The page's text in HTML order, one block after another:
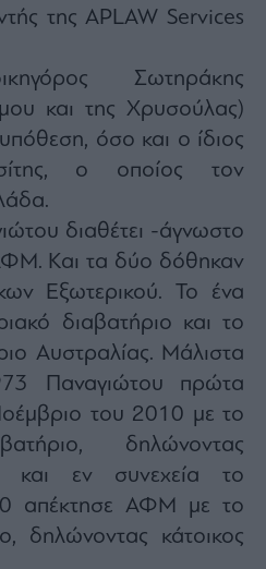
της APLAW Services
Σωτηράκης
και της Χρυσούλας)
όσο και ο ίδιος
ο οποίος τον
διαθέτει -άγνωστο
Και τα δύο δόθηκαν
Εξωτερικού. Το ένα
διαβατήριο και το
Αυστραλίας. Μάλιστα
Παναγιώτου πρώτα
του 2010 με το
δηλώνοντας
και εν συνεχεία το
απέκτησε ΑΦΜ με το
δηλώνοντας κάτοικος